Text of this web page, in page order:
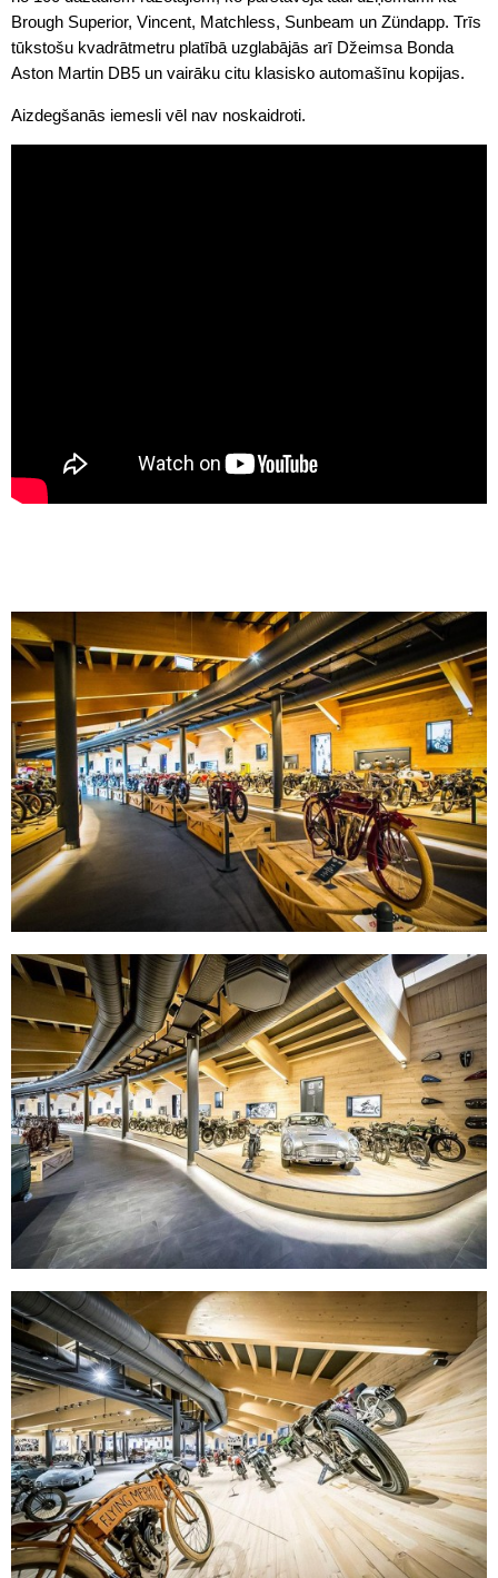
Brough Superior, Vincent, Matchless, Sunbeam un Zündapp. Trīs
tūkstošu kvadrātmetru platībā uzglabājās arī Džeimsa Bonda
Aston Martin DB5 un vairāku citu klasisko automašīnu kopijas.
Aizdegšanās iemesli vēl nav noskaidroti.